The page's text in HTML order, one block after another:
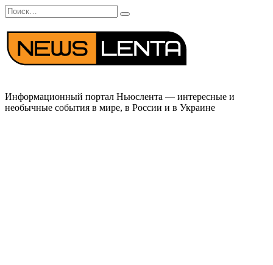
Перейти
к
содержанию
Search
for:
Информационный портал Ньюслента — интересные и
необычные события в мире, в России и в Украине